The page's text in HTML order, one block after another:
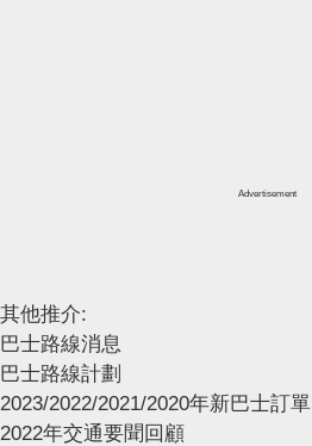
Advertisement
其他推介:
巴士路線消息
巴士路線計劃
2023/2022/2021/2020年新巴士訂單
2022年交通要聞回顧